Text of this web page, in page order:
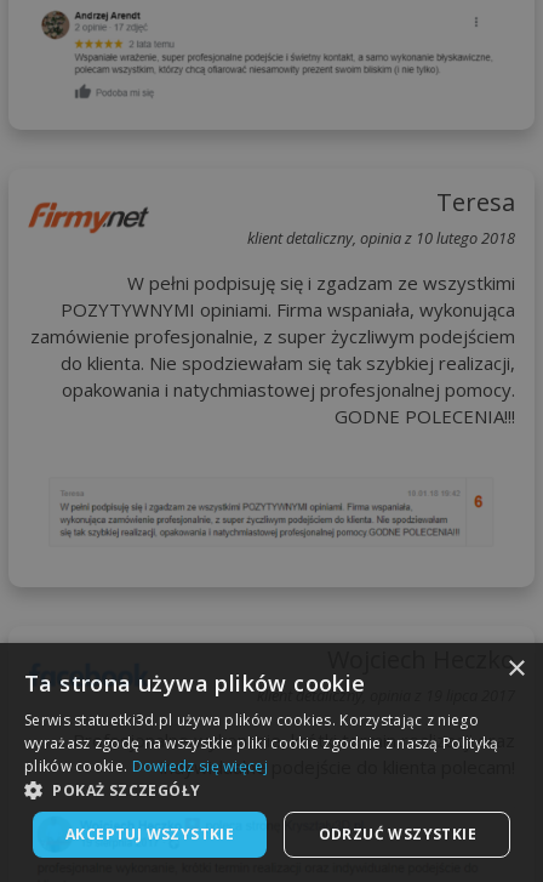
Teresa
klient detaliczny, opinia z 10 lutego 2018
W pełni podpisuję się i zgadzam ze wszystkimi
POZYTYWNYMI opiniami. Firma wspaniała, wykonująca
zamówienie profesjonalnie, z super życzliwym podejściem
do klienta. Nie spodziewałam się tak szybkiej realizacji,
opakowania i natychmiastowej profesjonalnej pomocy.
GODNE POLECENIA!!!
Wojciech Heczko
klient detaliczny, opinia z 19 lipca 2017
Profesjonalne wykonanie, krótki termin realizacji oraz
indywidualne podejście do klienta polecam!
×
Ta strona używa plików cookie
Serwis statuetki3d.pl używa plików cookies. Korzystając z niego
wyrażasz zgodę na wszystkie pliki cookie zgodnie z naszą Polityką
plików cookie. Dowiedz się więcej
POKAŻ SZCZEGÓŁY
AKCEPTUJ WSZYSTKIE ODRZUĆ WSZYSTKIE